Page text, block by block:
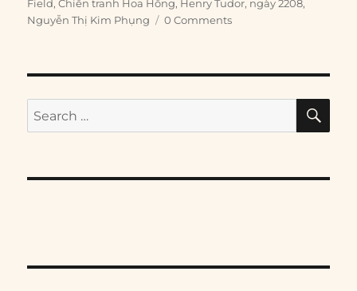
Field,Chiến tranh Hoa Hồng, Henry Tudor, ngày 2208,
Nguyễn Thị Kim Phụng
0 Comments
Search
for: